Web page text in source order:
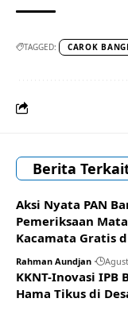
TAGGED: CAROK
Berita
Aksi Nyata PAN
Pemeriksaan
Kacamata Gratis
Rahman Aundjan
KKNT-Inovasi IPB
Hama Tikus di